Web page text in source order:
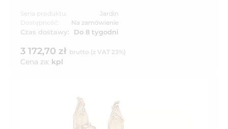
Seria produktu:
Jardin
Dostępność:
Na zamówienie
Czas dostawy: Do 8 tygodni
3 172,70 zł brutto (z VAT 23%)
Cena za: kpl